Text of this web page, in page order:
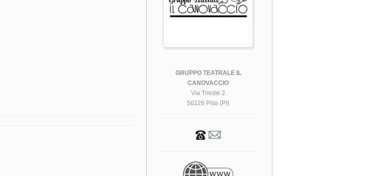
GRUPPO TEATRALE IL
CANOVACCIO
Via Trieste 2
56126 Pisa (PI)